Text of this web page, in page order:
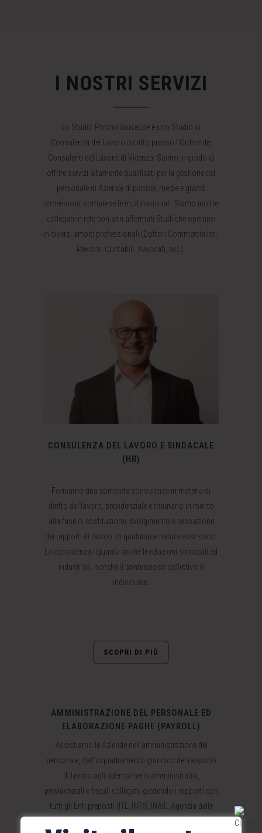
I NOSTRI SERVIZI
Lo Studio Ponzio Giuseppe è uno Studio di
Consulenza del Lavoro iscritto presso l’Ordine dei
Consulenti del Lavoro di Vicenza. Siamo in grado di
offrire servizi altamente qualificati per la gestione del
personale di Aziende di piccole, medie e grandi
dimensioni, comprese le multinazionali. Siamo inoltre
collegati in rete con altri affermati Studi che operano
in diversi ambiti professionali (Dottori Commercialisti,
Revisori Contabili, Avvocati, ecc.).
CONSULENZA DEL LAVORO E SINDACALE
(HR)
Forniamo una completa consulenza in materia di
diritto del lavoro, previdenziale e tributario in merito
alla fase di costituzione, svolgimento e cessazione
dei rapporti di lavoro, di qualunque natura essi siano.
La consulenza riguarda anche le relazioni sindacali ed
industriali, nonchè il contenzioso collettivo o
individuale.
SCOPRI DI PIÙ
AMMINISTRAZIONE DEL PERSONALE ED
ELABORAZIONE PAGHE (PAYROLL)
Assistiamo le Aziende nell’amministrazione del
personale, dall’inquadramento giuridico del rapporto
di lavoro agli adempimenti amministrativi,
previdenziali e fiscali collegati, gestendo i rapporti con
tutti gli Enti preposti (ITL, INPS, INAIL, Agenzia delle